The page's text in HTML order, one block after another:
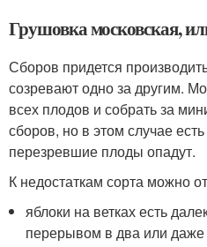
Грушовка московская,
Сборов придется
созревают одно за другим.
всех плодов и собрать за
сборов, но в этом случае есть
перезревшие плоды опадут.
К недостаткам сорта можно
яблоки на ветках есть
перерывом в два или даже